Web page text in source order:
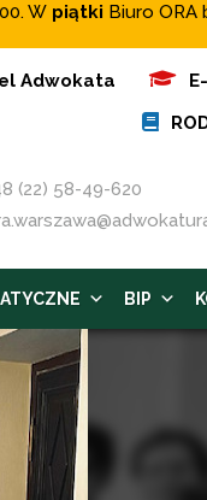
W piątki Biuro ORA
Adwokata
(22) 58-49-620
BIP